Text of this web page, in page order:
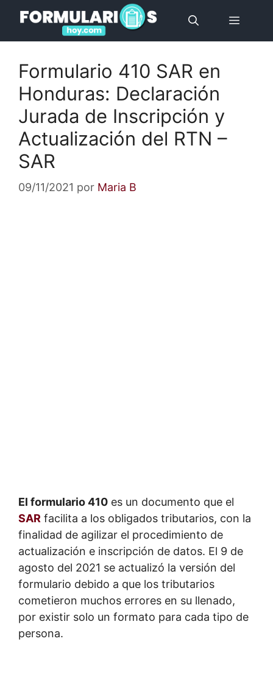
contenido
Menú
Formulario 410 SAR en
Honduras: Declaración
Jurada de Inscripción y
Actualización del RTN –
SAR
09/11/2021 por Maria B
El formulario 410 es un documento que el
SAR facilita a los obligados tributarios, con la
finalidad de agilizar el procedimiento de
actualización e inscripción de datos. El 9 de
agosto del 2021 se actualizó la versión del
formulario debido a que los tributarios
cometieron muchos errores en su llenado,
por existir solo un formato para cada tipo de
persona.